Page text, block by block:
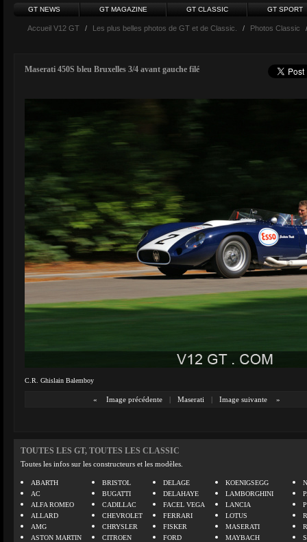
GT NEWS GT MAGAZINE GT CLASSIC GT SPORT
Accueil V12 GT / Les plus belles photos de GT et de Classic. / Photos Classic
Maserati 450S bleu Bruxelles 3/4 avant gauche filé
C.R. Ghislain Balemboy
« Image précédente | Maserati | Image suivante »
TOUTES LES GT, TOUTES LES CLASSIC
Toutes les infos sur les constructeurs et les modèles.
ABARTH
AC
ALFA ROMEO
ALLARD
AMG
ASTON MARTIN
BRISTOL
BUGATTI
CADILLAC
CHEVROLET
CHRYSLER
CITROEN
DELAGE
DELAHAYE
FACEL VEGA
FERRARI
FISKER
FORD
KOENIGSEGG
LAMBORGHINI
LANCIA
LOTUS
MASERATI
MAYBACH